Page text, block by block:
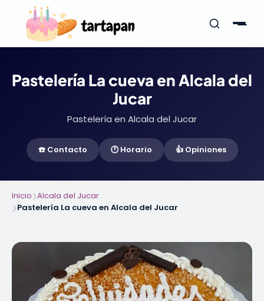
Pastelería La cueva en Alcala del
Jucar
Pastelería en Alcala del Jucar
☎️ Contacto 🕐 Horario 👍 Opiniones
Inicio❯Alcala del Jucar
❯Pastelería La cueva en Alcala del Jucar